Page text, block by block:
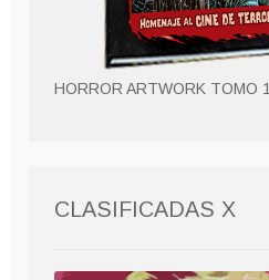
HORROR ARTWORK TOMO 1
CLASIFICADAS X